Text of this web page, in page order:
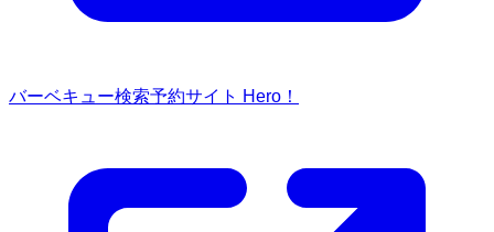
バーベキュー検索予約サイト Hero！